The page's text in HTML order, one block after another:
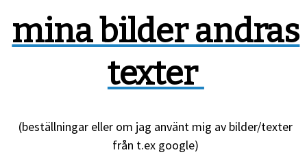
mina bilder andras
texter
(beställningar eller om jag använt mig av bilder/texter
från t.ex google)